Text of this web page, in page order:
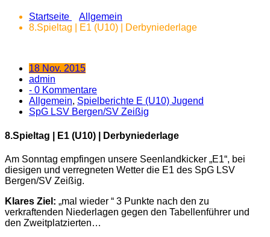
Startseite
Allgemein
8.Spieltag | E1 (U10) | Derbyniederlage
18 Nov. 2015
admin
- 0 Kommentare
Allgemein, Spielberichte E (U10) Jugend
SpG LSV Bergen/SV Zeißig
8.Spieltag | E1 (U10) | Derbyniederlage
Am Sonntag empfingen unsere Seenlandkicker „E1“, bei
diesigen und verregneten Wetter die E1 des SpG LSV
Bergen/SV Zeißig.
Klares Ziel: „mal wieder “ 3 Punkte nach den zu
verkraftenden Niederlagen gegen den Tabellenführer und
den Zweitplatzierten…